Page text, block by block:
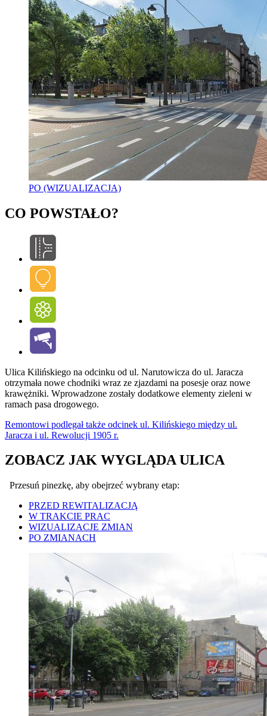
PO (WIZUALIZACJA)
CO POWSTAŁO?
Ulica Kilińskiego na odcinku od ul. Narutowicza do ul. Jaracza
otrzymała nowe chodniki wraz ze zjazdami na posesje oraz nowe
krawężniki. Wprowadzone zostały dodatkowe elementy zieleni w
ramach pasa drogowego.
Remontowi podlegał także odcinek ul. Kilińskiego między ul.
Jaracza i ul. Rewolucji 1905 r.
ZOBACZ JAK WYGLĄDA ULICA
Przesuń pinezkę, aby obejrzeć wybrany etap:
PRZED REWITALIZACJĄ
W TRAKCIE PRAC
WIZUALIZACJE ZMIAN
PO ZMIANACH